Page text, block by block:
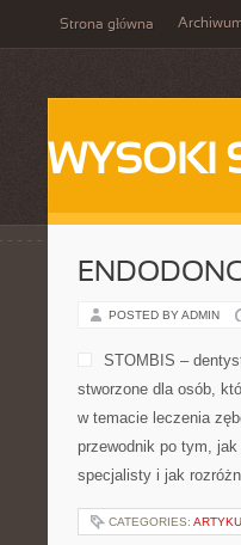
Strona główna
WYSOKI
POSTED BY ADMIN
STOMBIS –
stworzone dla osób,
w temacie leczenia
przewodnik po tym,
specjalisty i jak
CATEGORIES: